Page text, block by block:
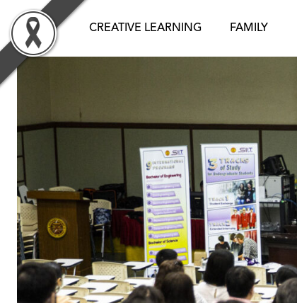
content
CREATIVE LEARNING FAMILY